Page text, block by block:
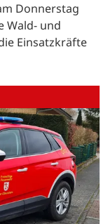
Donnerstag
Wald- und
Einsatzkräfte